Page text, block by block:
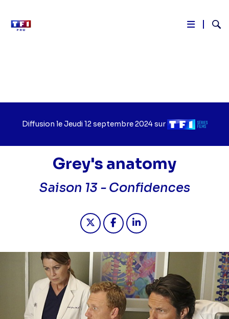
Diffusion leJour
diffusion
Jeudi 12 septembre 2024sur Chaîne
diffusion
Grey's anatomy
Saison 13 -Confidences
Partager "2024-09-12 18:15 -
Partager "2024-09-12